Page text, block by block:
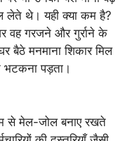
लेते थे। यही क्या कम है?
वह गरजने और गुर्राने के
बैठे मनमाना शिकार मिल
पड़ता।
से मेल-जोल बनाए रखते